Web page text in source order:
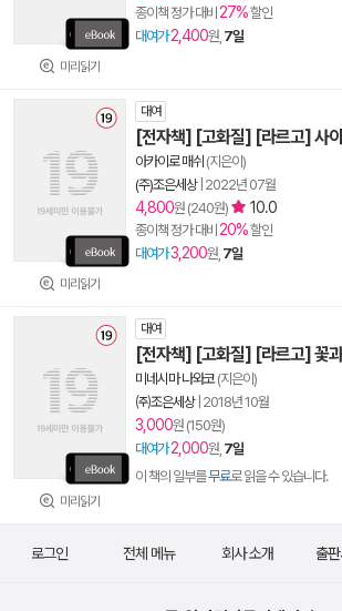
미리읽기
종이책 정가 대비 27%할인
대여가 2,400원, 7일
미리읽기
대여
[전자책] [고화질] [라르고] 사
아카이로 매쉬 (지은이)
(주)조은세상| 2022년 07월
4,800원 (240원) 10.0
종이책 정가 대비 20%할인
대여가3,200원, 7일
미리읽기
대여
[전자책] [고화질] [라르고] 꽃
미네시마 나와코(지은이)
㈜조은세상| 2018년 10월
3,000원 (150원)
대여가 2,000원, 7일
이 책의 일부를무료로 읽을 수 있습니다.
로그인 전체 메뉴 회사 소개 출